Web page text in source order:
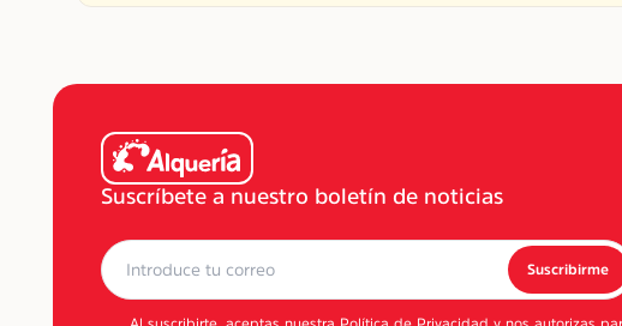
Suscríbete a nuestro boletín de noticias
Suscribirme